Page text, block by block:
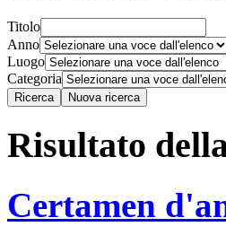
Titolo
Anno
Luogo
Categoria
Risultato
Certamen